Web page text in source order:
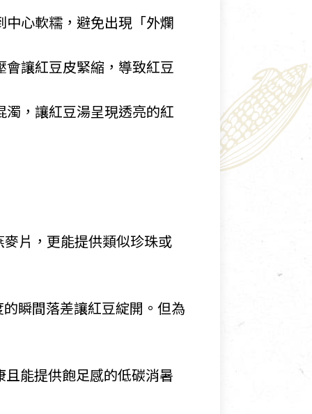
心軟糯，避免出現「外爛
讓紅豆皮緊縮，導致紅豆
，讓紅豆湯呈現透亮的紅
片，更能提供類似珍珠或
瞬間落差讓紅豆綻開。但為
能提供飽足感的低碳消暑